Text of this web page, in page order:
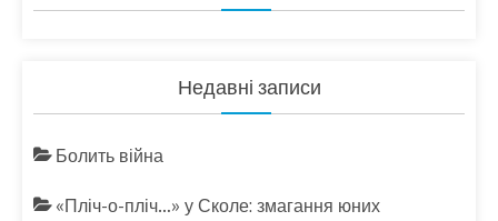
Недавні записи
Болить війна
«Пліч-о-пліч…» у Сколе: змагання юних